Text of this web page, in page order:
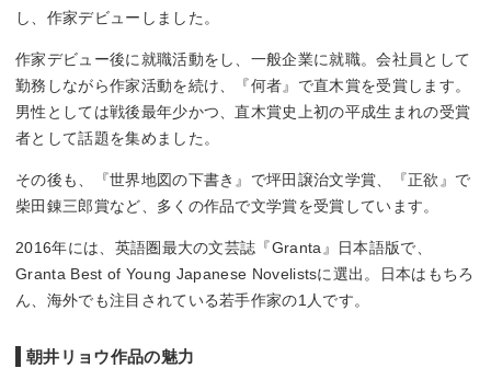
し、作家デビューしました。
作家デビュー後に就職活動をし、一般企業に就職。会社員として
勤務しながら作家活動を続け、『何者』で直木賞を受賞します。
男性としては戦後最年少かつ、直木賞史上初の平成生まれの受賞
者として話題を集めました。
その後も、『世界地図の下書き』で坪田譲治文学賞、『正欲』で
柴田錬三郎賞など、多くの作品で文学賞を受賞しています。
2016年には、英語圏最大の文芸誌『Granta』日本語版で、
Granta Best of Young Japanese Novelistsに選出。日本はもちろ
ん、海外でも注目されている若手作家の1人です。
朝井リョウ作品の魅力